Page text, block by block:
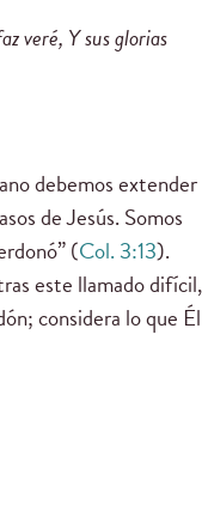
veré, Y sus glorias
debemos extender
de Jesús. Somos
(Col. 3:13).
este llamado difícil,
considera lo que Él